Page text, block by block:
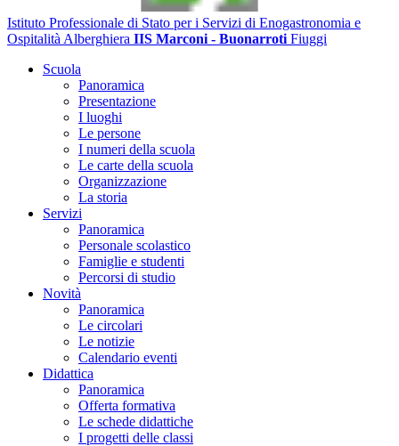
Istituto Professionale di Stato per i Servizi di Enogastronomia e
Ospitalità Alberghiera IIS Marconi - Buonarroti Fiuggi
Scuola
Panoramica
Presentazione
I luoghi
Le persone
I numeri della scuola
Le carte della scuola
Organizzazione
La storia
Servizi
Panoramica
Personale scolastico
Famiglie e studenti
Percorsi di studio
Novità
Panoramica
Le circolari
Le notizie
Calendario eventi
Didattica
Panoramica
Offerta formativa
Le schede didattiche
I progetti delle classi